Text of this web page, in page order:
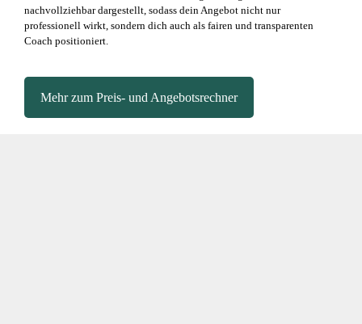
nachvollziehbar dargestellt, sodass dein Angebot nicht nur
professionell wirkt, sondern dich auch als fairen und transparenten
Coach positioniert.
Mehr zum Preis- und Angebotsrechner